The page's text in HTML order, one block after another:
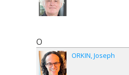
O
ORKIN Joseph